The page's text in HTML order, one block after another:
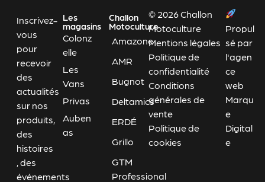
Inscrivez-
vous
pour
recevoir
des
actualités
sur nos
produits,
des
histoires
, des
événements
Les
magasins
Colonz
elle
Les
Vans
Privas
Auben
as
Challon
Motoculture
Amazone
AMR
Bugnot
Deltamics
ERDÉ
Grillo
GTM
Professional
© 2026 Challon
Motoculture
Mentions légales
Politique de
confidentialité
Conditions
générales de
vente
Politique de
cookies
Propul
sé par
l'agen
ce
web
Marqu
e
Digital
e